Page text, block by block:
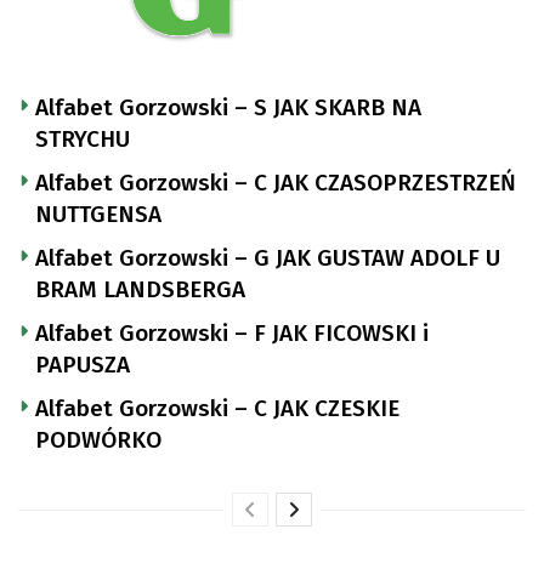
Alfabet Gorzowski – S JAK SKARB NA
STRYCHU
Alfabet Gorzowski – C JAK CZASOPRZESTRZEŃ
NUTTGENSA
Alfabet Gorzowski – G JAK GUSTAW ADOLF U
BRAM LANDSBERGA
Alfabet Gorzowski – F JAK FICOWSKI i
PAPUSZA
Alfabet Gorzowski – C JAK CZESKIE
PODWÓRKO